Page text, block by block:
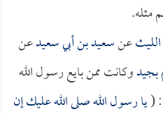
مثله.
الليثعنسعيد بن أبي سعيدعن
بجيدوكانت ممن بايع رسول الله
(يا رسول الله صلى الله عليك إن